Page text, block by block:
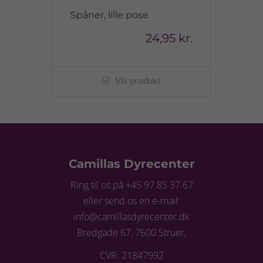
Spåner, lille pose
24,95 kr.
Vis produkt
Camillas Dyrecenter
Ring til os på +45 97 85 37 67
eller send os en e-mail:
info@camillasdyrecenter.dk
Bredgade 67, 7600 Struer,
CVR: 21847992